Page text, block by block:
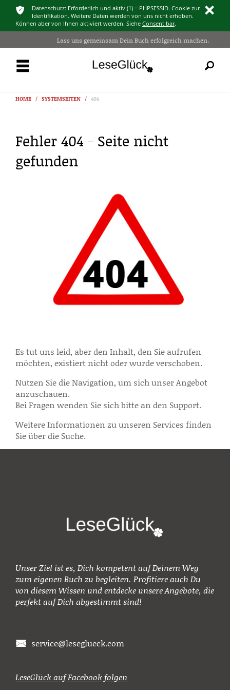
ı
ͳ
Datenschutz: Erforderlich und aktiv (1) = PHPSESSID. Cookie zur
Identifikation. Weitere Daten werden von uns nicht erhoben.
Können aber von Ihnen aktiviert werden. Siehe Consent bar.
Lass uns gemeinsam Dein Buch erfolgreich machen.
ř
HOME / SYSTEMSEITEN / 404
Fehler 404 - Seite nicht
gefunden
Es tut uns leid, aber den Inhalt, den Sie aufrufen
möchten, existiert nicht oder wurde verschoben.
Nutzen Sie die Navigation, um sich unser Angebot
anzuschauen.
Bei Fragen wenden Sie sich bitte an den Support.
Weitere Informationen zu unseren Services finden
Sie über die Suche.
Unser Ziel ist es, Dich kompetent auf Deinem Weg
zum eigenen Buch zu begleiten. Profitiereauch Du
von diesem Wissen und entdecke unsere Angebote, die
perfekt auf Dich abgestimmt sind!
Ś service@leseglueck.com
LeseGlück auf Facebook folgen